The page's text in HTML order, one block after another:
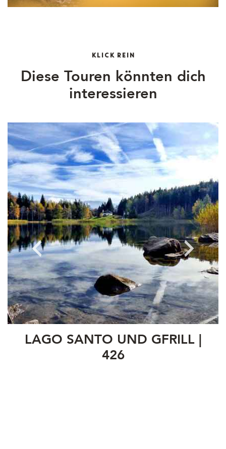
KLICK REIN
Diese Touren könnten dich
interessieren
LAGO SANTO UND GFRILL |
426